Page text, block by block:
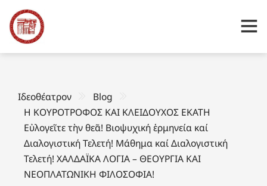
Ιδεοθέατρον
Blog
Η ΚΟΥΡΟΤΡΟΦΟΣ ΚΑΙ ΚΛΕΙΔΟΥΧΟΣ ΕΚΑΤΗ
Εὐλογεῖτε τὴν θεᾶ! Βιοψυχική ἑρμηνεία καί
Διαλογιστική Τελετή! Μάθημα καί Διαλογιστική
Τελετή! ΧΑΛΔΑΪΚΑ ΛΟΓΙΑ – ΘΕΟΥΡΓΙΑ ΚΑΙ
ΝΕΟΠΛΑΤΩΝΙΚΗ ΦΙΛΟΣΟΦΙΑ!